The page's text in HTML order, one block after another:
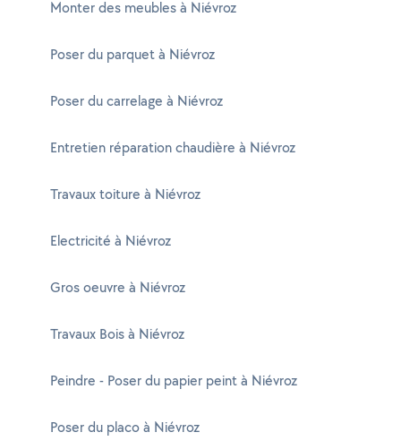
Monter des meubles à Niévroz
Poser du parquet à Niévroz
Poser du carrelage à Niévroz
Entretien réparation chaudière à Niévroz
Travaux toiture à Niévroz
Electricité à Niévroz
Gros oeuvre à Niévroz
Travaux Bois à Niévroz
Peindre - Poser du papier peint à Niévroz
Poser du placo à Niévroz